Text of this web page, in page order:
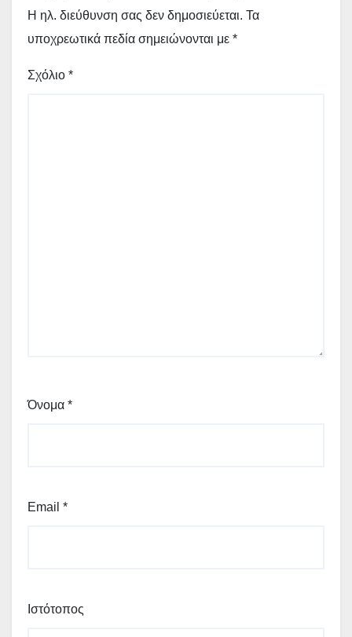
Η ηλ. διεύθυνση σας δεν δημοσιεύεται. Τα
υποχρεωτικά πεδία σημειώνονται με *
Σχόλιο *
Όνομα *
Email *
Ιστότοπος